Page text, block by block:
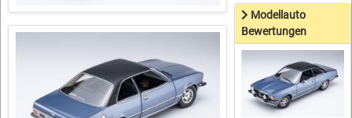
Modellauto
Bewertungen